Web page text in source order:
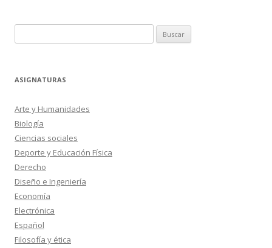
ASIGNATURAS
Arte y Humanidades
Biología
Ciencias sociales
Deporte y Educación Física
Derecho
Diseño e Ingeniería
Economía
Electrónica
Español
Filosofía y ética